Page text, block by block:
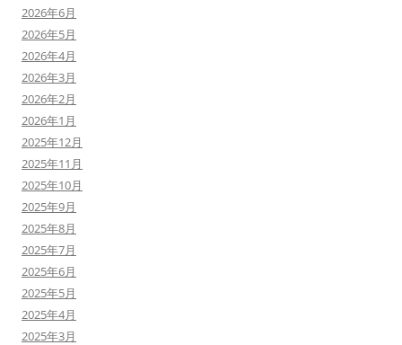
2026年6月
2026年5月
2026年4月
2026年3月
2026年2月
2026年1月
2025年12月
2025年11月
2025年10月
2025年9月
2025年8月
2025年7月
2025年6月
2025年5月
2025年4月
2025年3月